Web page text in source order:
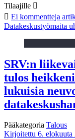
Tilaajille
Ei kommentteja
Datakeskustyömaita
SRV:n
tulos
lukuisia
Pääkategoria Talous
Kirjoitettu 6. elokuuta